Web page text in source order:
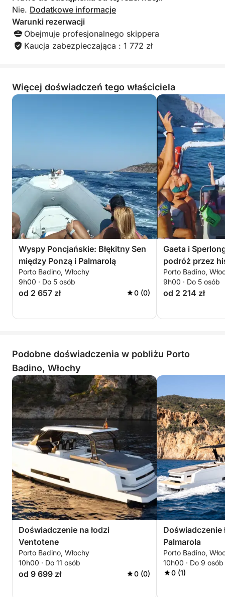
Nie. Dodatkowe informacje
Warunki rezerwacji
Obejmuje profesjonalnego skippera
Kaucja zabezpieczająca : 1 772 zł
Więcej doświadczeń tego właściciela
Wyspy Poncjańskie: Błękitny Sen
między Ponzą i Palmarolą
Porto Badino, Włochy
9h00 · Do 5 osób
od 2 657 zł 0 (0)
Gaeta i
podróż przez
Porto Badino,
9h00 · Do 5 osób
od 2 214 zł
Podobne doświadczenia w pobliżu Porto
Badino, Włochy
Doświadczenie na łodzi
Ventotene
Porto Badino, Włochy
10h00 · Do 11 osób
od 9 699 zł 0 (0)
Doświadczenie
Palmarola
Porto Badino,
10h00 · Do 9 osób
0 (1)